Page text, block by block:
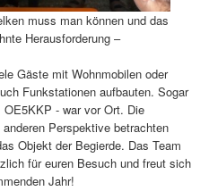
muss man können und das
Herausforderung –
Gäste mit Wohnmobilen oder
Funkstationen aufbauten. Sogar
- war vor Ort. Die
Perspektive betrachten
Objekt der Begierde. Das Team
für euren Besuch und freut sich
Jahr!